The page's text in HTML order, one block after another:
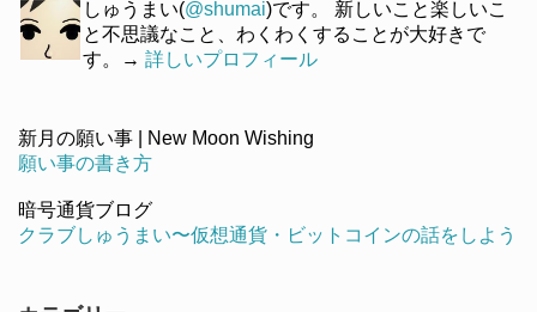
しゅうまい(@shumai)です。 新しいこと楽しいこ
と不思議なこと、わくわくすることが大好きで
す。→ 詳しいプロフィール
新月の願い事 | New Moon Wishing
願い事の書き方
暗号通貨ブログ
クラブしゅうまい〜仮想通貨・ビットコインの話をしよう